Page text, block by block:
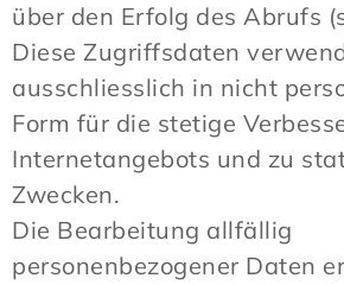
über den Erfolg des Abrufs
Diese Zugriffsdaten
ausschliesslich in nicht
Form für die stetige
Internetangebots und zu
Zwecken.
Die Bearbeitung allfällig
personenbezogener Daten